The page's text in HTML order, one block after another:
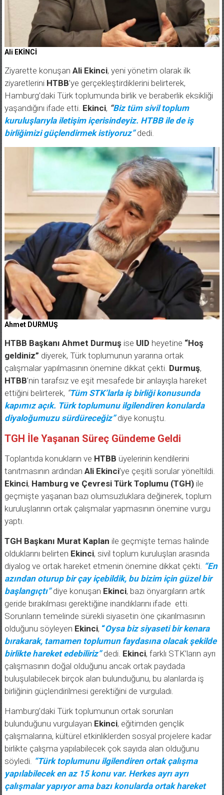
Ali EKİNCİ
Ziyarette konuşan Ali Ekinci, yeni yönetim olarak ilk
ziyaretlerini HTBB’ye gerçekleştirdiklerini belirterek,
Hamburg’daki Türk toplumunda birlik ve beraberlik eksikliği
yaşandığını ifade etti. Ekinci, “Biz tüm sivil toplum
kuruluşlarıyla iletişim içerisindeyiz. HTBB ile de iş
birliğimizi güçlendirmek istiyoruz”dedi.
Ahmet DURMUŞ
HTBB Başkanı Ahmet Durmuş ise UID heyetine “Hoş
geldiniz” diyerek, Türk toplumunun yararına ortak
çalışmalar yapılmasının önemine dikkat çekti. Durmuş,
HTBB’nin tarafsız ve eşit mesafede bir anlayışla hareket
ettiğini belirterek, “Tüm STK’larla iş birliği konusunda
kapımız açık. Türk toplumunu ilgilendiren konularda
diyaloğumuzu sürdüreceğiz” diye konuştu.
TGH İle Yaşanan Süreç Gündeme Geldi
Toplantıda konukların ve HTBB üyelerinin kendilerini
tanıtmasının ardından Ali Ekinci’ye çeşitli sorular yöneltildi.
Ekinci, Hamburg ve Çevresi Türk Toplumu (TGH)ile
geçmişte yaşanan bazı olumsuzluklara değinerek, toplum
kuruluşlarının ortak çalışmalar yapmasının önemine vurgu
yaptı.
TGH Başkanı Murat Kaplan ile geçmişte temas halinde
olduklarını belirten Ekinci, sivil toplum kuruluşları arasında
diyalog ve ortak hareket etmenin önemine dikkat çekti. “En
azından oturup bir çay içebildik, bu bizim için güzel bir
başlangıçtı”diye konuşan Ekinci, bazı önyargıların artık
geride bırakılması gerektiğine inandıklarını ifade etti.
Sorunların temelinde sürekli siyasetin öne çıkarılmasının
olduğunu söyleyen Ekinci, “Oysa biz siyaseti bir kenara
bırakarak, tamamen toplumun faydasına olacak şekilde
birlikte hareket edebiliriz” dedi. Ekinci, farklı STK’ların ayrı
çalışmasının doğal olduğunu ancak ortak paydada
buluşulabilecek birçok alan bulunduğunu, bu alanlarda iş
birliğinin güçlendirilmesi gerektiğini de vurguladı.
Hamburg’daki Türk toplumunun ortak sorunları
bulunduğunu vurgulayan Ekinci, eğitimden gençlik
çalışmalarına, kültürel etkinliklerden sosyal projelere kadar
birlikte çalışma yapılabilecek çok sayıda alan olduğunu
söyledi. “Türk toplumunu ilgilendiren ortak çalışma
yapılabilecek en az 15 konu var. Herkes ayrı ayrı
çalışmalar yapıyor ama bazı konularda ortak hareket